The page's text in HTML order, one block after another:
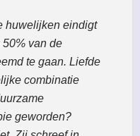
huwelijken eindigt
van de
te gaan. Liefde
combinatie
geworden?